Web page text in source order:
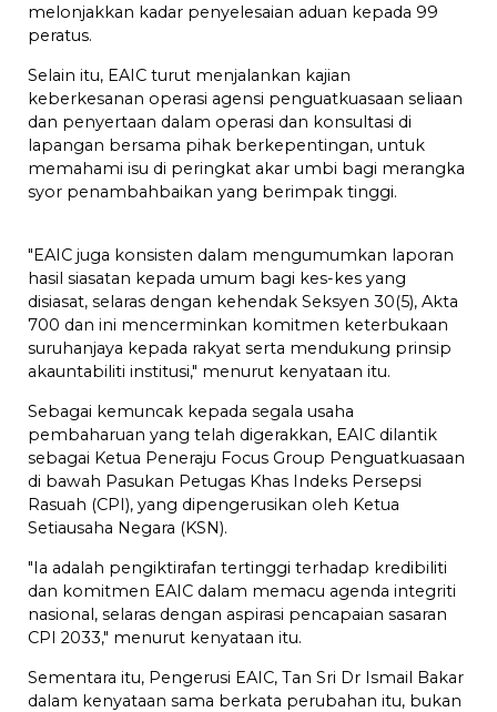
melonjakkan kadar penyelesaian aduan kepada 99
peratus.
Selain itu, EAIC turut menjalankan kajian
keberkesanan operasi agensi penguatkuasaan seliaan
dan penyertaan dalam operasi dan konsultasi di
lapangan bersama pihak berkepentingan, untuk
memahami isu di peringkat akar umbi bagi merangka
syor penambahbaikan yang berimpak tinggi.
"EAIC juga konsisten dalam mengumumkan laporan
hasil siasatan kepada umum bagi kes-kes yang
disiasat, selaras dengan kehendak Seksyen 30(5), Akta
700 dan ini mencerminkan komitmen keterbukaan
suruhanjaya kepada rakyat serta mendukung prinsip
akauntabiliti institusi," menurut kenyataan itu.
Sebagai kemuncak kepada segala usaha
pembaharuan yang telah digerakkan, EAIC dilantik
sebagai Ketua Peneraju Focus Group Penguatkuasaan
di bawah Pasukan Petugas Khas Indeks Persepsi
Rasuah (CPI), yang dipengerusikan oleh Ketua
Setiausaha Negara (KSN).
"Ia adalah pengiktirafan tertinggi terhadap kredibiliti
dan komitmen EAIC dalam memacu agenda integriti
nasional, selaras dengan aspirasi pencapaian sasaran
CPI 2033," menurut kenyataan itu.
Sementara itu, Pengerusi EAIC, Tan Sri Dr Ismail Bakar
dalam kenyataan sama berkata perubahan itu, bukan